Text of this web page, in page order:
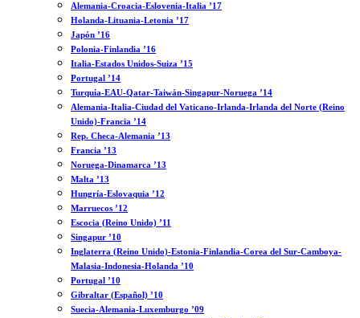
Alemania-Croacia-Eslovenia-Italia ’17
Holanda-Lituania-Letonia ’17
Japón ’16
Polonia-Finlandia ’16
Italia-Estados Unidos-Suiza ’15
Portugal ’14
Turquía-EAU-Qatar-Taiwán-Singapur-Noruega ’14
Alemania-Italia-Ciudad del Vaticano-Irlanda-Irlanda del Norte (Reino
Unido)-Francia ’14
Rep. Checa-Alemania ’13
Francia ’13
Noruega-Dinamarca ’13
Malta ’13
Hungría-Eslovaquia ’12
Marruecos ’12
Escocia (Reino Unido) ’11
Singapur ’10
Inglaterra (Reino Unido)-Estonia-Finlandia-Corea del Sur-Camboya-
Malasia-Indonesia-Holanda ’10
Portugal ’10
Gibraltar (Español) ’10
Suecia-Alemania-Luxemburgo ’09